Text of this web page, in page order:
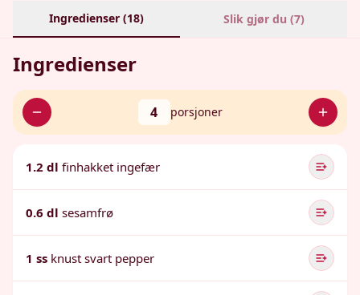
Ingredienser (18) Slik gjør du (7)
Ingredienser
4 porsjoner
1.2 dl finhakket ingefær
0.6 dl sesamfrø
1 ss knust svart pepper